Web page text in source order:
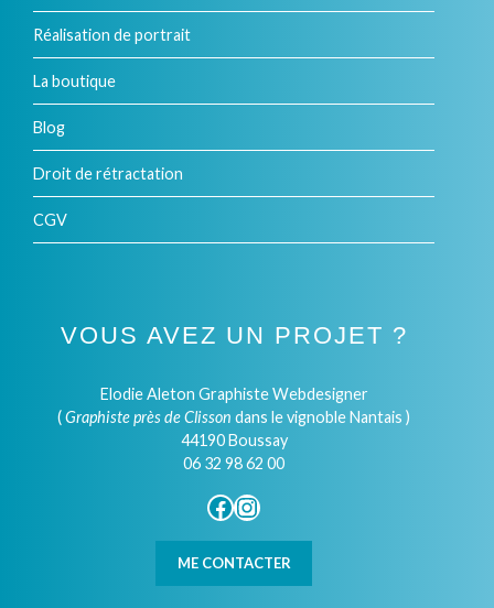
Réalisation de portrait
La boutique
Blog
Droit de rétractation
CGV
VOUS AVEZ UN PROJET ?
Elodie Aleton Graphiste Webdesigner
(Graphiste près de Clisson dans le vignoble Nantais )
44190 Boussay
06 32 98 62 00
Facebook
Instagram
ME CONTACTER